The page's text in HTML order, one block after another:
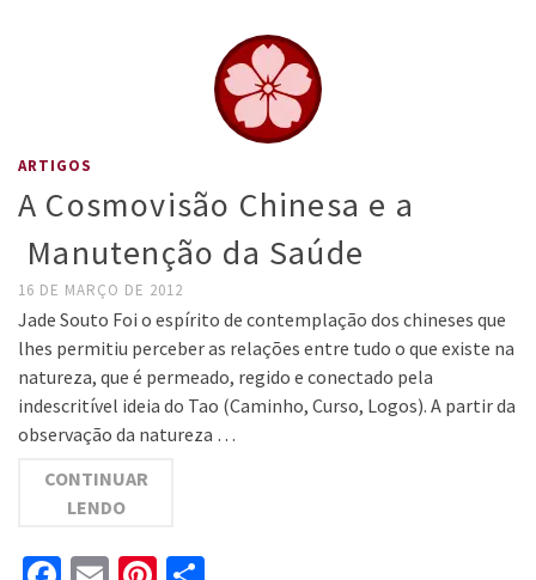
ARTIGOS
A Cosmovisão Chinesa e a
Manutenção da Saúde
16 DE MARÇO DE 2012
Jade Souto Foi o espírito de contemplação dos chineses que
lhes permitiu perceber as relações entre tudo o que existe na
natureza, que é permeado, regido e conectado pela
indescritível ideia do Tao (Caminho, Curso, Logos). A partir da
observação da natureza …
CONTINUAR
LENDO